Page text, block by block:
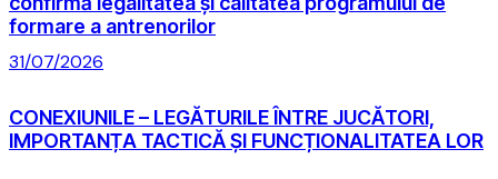
formare a antrenorilor
31/07/2026
CONEXIUNILE – LEGĂTURILE ÎNTRE JUCĂTORI,
IMPORTANȚA TACTICĂ ȘI FUNCȚIONALITATEA LOR